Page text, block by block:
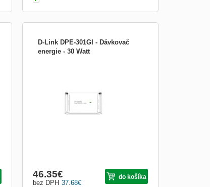
D-Link DPE-301GI - Dávkovač
energie - 30 Watt
PoE-enabled devices such as network
cameras and wireless access points. *The
DPE-301GI gives you the abi...
37.68€
bez DPH
46.35€ do košíka